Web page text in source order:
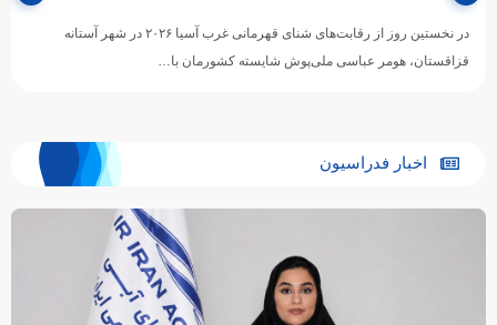
در نخستین روز از رقابت‌های شنای قهرمانی غرب آسیا ۲۰۲۶ در شهر آستانه
قزاقستان، هومر عباسی ملی‌پوش شایسته کشورمان با…
اخبار فدراسیون